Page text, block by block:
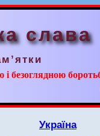
слава
і безоглядною
Україна